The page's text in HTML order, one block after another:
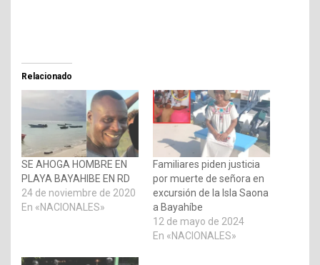
Relacionado
SE AHOGA HOMBRE EN
PLAYA BAYAHIBE EN RD
24 de noviembre de 2020
En «NACIONALES»
Familiares piden justicia
por muerte de señora en
excursión de la Isla Saona
a Bayahíbe
12 de mayo de 2024
En «NACIONALES»